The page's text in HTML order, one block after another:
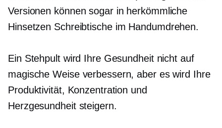
Versionen können sogar in herkömmliche
Hinsetzen Schreibtische im Handumdrehen.
Ein Stehpult wird Ihre Gesundheit nicht auf
magische Weise verbessern, aber es wird Ihre
Produktivität, Konzentration und
Herzgesundheit steigern.